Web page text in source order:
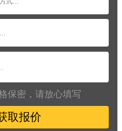
保密，请放心填写
取报价